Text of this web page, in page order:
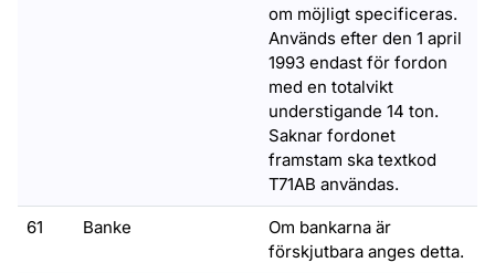
om möjligt specificeras.
Används efter den 1 april
1993 endast för fordon
med en totalvikt
understigande 14 ton.
Saknar fordonet
framstam ska textkod
T71AB användas.
61 Banke
Om bankarna är
förskjutbara anges detta.